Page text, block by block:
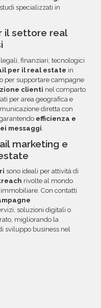
specializzati in
il settore real
finanziari, tecnologici
per il real estate in
per supportare campagne
clienti nel comparto
per area geografica e
diretta con
efficienza e
messaggi
marketing e
sono ideali per attività di
rivolte al mondo
Con contatti
soluzioni digitali o
migliorando la
sviluppo business nel